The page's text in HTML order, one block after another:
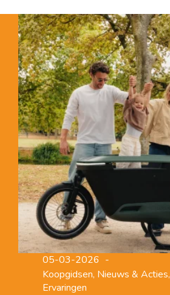
bij
Van
Oosterhout
Bikes
&
Sport
05-03-2026
Koopgidsen, Nieuws & Acties,
Ervaringen